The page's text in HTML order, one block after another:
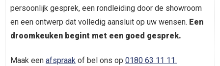
persoonlijk gesprek, een rondleiding door de showroom
en een ontwerp dat volledig aansluit op uw wensen. Een
droomkeuken begint met een goed gesprek.
Maak een afspraak of bel ons op 0180 63 11 11.